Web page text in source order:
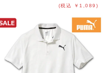
(税込 ￥1,089)